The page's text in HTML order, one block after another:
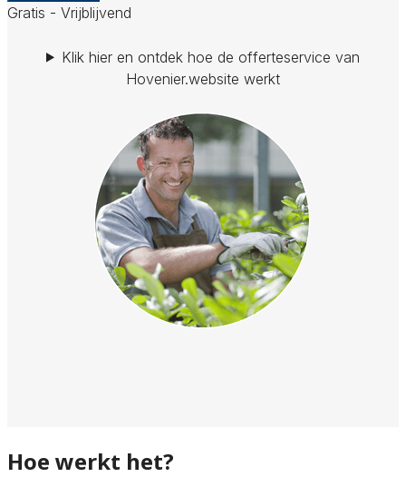
Gratis - Vrijblijvend
Klik hier en ontdek hoe de offerteservice van
Hovenier.website werkt
Hoe werkt het?